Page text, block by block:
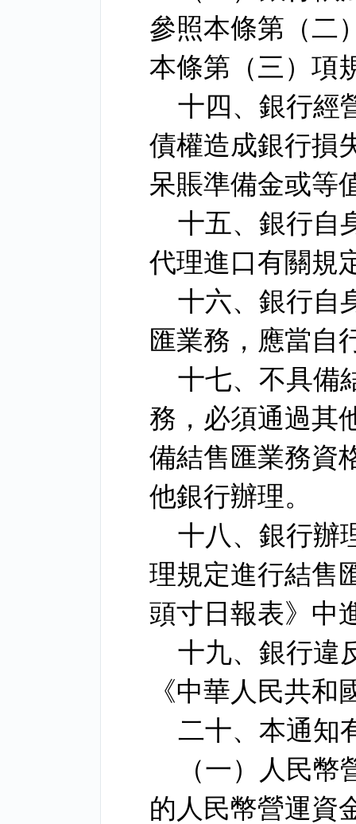
參照本條第（二
本條第（三）項
十四、銀行經
債權造成銀行損
呆賬準備金或等
十五、銀行自
代理進口有關規
十六、銀行自
匯業務，應當自
十七、不具備
務，必須通過其
備結售匯業務資
他銀行辦理。
十八、銀行辦
理規定進行結售
頭寸日報表》中
十九、銀行違
《中華人民共
二十、本通知
（一）人民
的人民幣營運資